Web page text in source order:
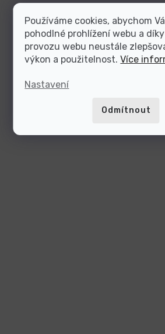
Používáme cookies, abychom
pohodlné prohlížení webu a
provozu webu neustále
výkon a použitelnost.Více
Nastavení
Odmítnout